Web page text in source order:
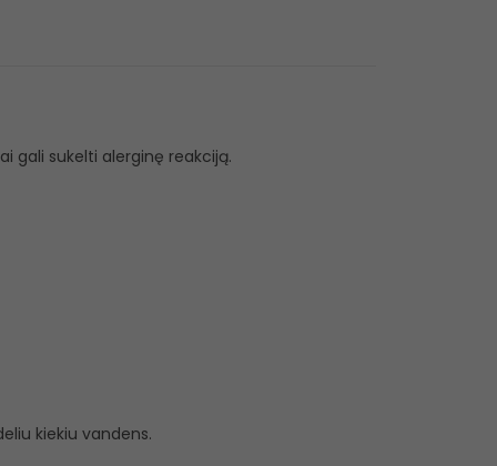
gali sukelti alerginę reakciją.
kiekiu vandens.